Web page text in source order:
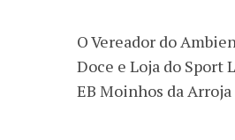
O Vereador do
Doce e Loja do Sport
EB Moinhos da